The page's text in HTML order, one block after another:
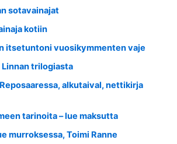
sotavainajat
kotiin
itsetuntoni vuosikymmenten vaje
trilogiasta
alkutaival, nettikirja
tarinoita – lue maksutta
murroksessa, Toimi Ranne